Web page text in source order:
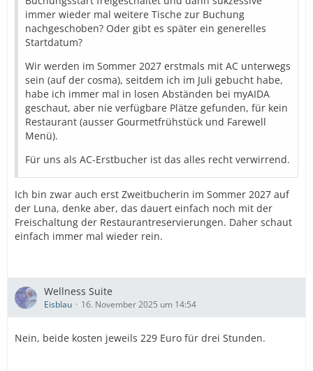
immer wieder mal weitere Tische zur Buchung
nachgeschoben? Oder gibt es später ein generelles
Startdatum?
Wir werden im Sommer 2027 erstmals mit AC unterwegs
sein (auf der cosma), seitdem ich im Juli gebucht habe,
habe ich immer mal in losen Abständen bei myAIDA
geschaut, aber nie verfügbare Plätze gefunden, für kein
Restaurant (ausser Gourmetfrühstück und Farewell
Menü).
Für uns als AC-Erstbucher ist das alles recht verwirrend.
Ich bin zwar auch erst Zweitbucherin im Sommer 2027 auf
der Luna, denke aber, das dauert einfach noch mit der
Freischaltung der Restaurantreservierungen. Daher schaut
einfach immer mal wieder rein.
Wellness Suite
Eisblau 16. November 2025 um 14:54
Nein, beide kosten jeweils 229 Euro für drei Stunden.